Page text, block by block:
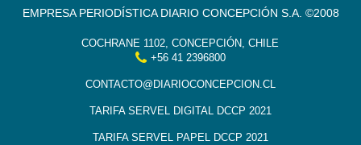
EMPRESA PERIODÍSTICA DIARIO CONCEPCIÓN S.A. ©2008
COCHRANE 1102, CONCEPCIÓN, CHILE
+56 41 2396800
CONTACTO@DIARIOCONCEPCION.CL
TARIFA SERVEL DIGITAL DCCP 2021
TARIFA SERVEL PAPEL DCCP 2021